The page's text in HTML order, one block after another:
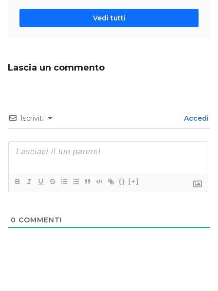
Vedi tutti
Lascia un commento
Iscriviti Accedi
{} [+]
0 COMMENTI